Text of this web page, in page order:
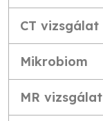
CT vizsgálat
Mikrobiom
MR vizsgálat